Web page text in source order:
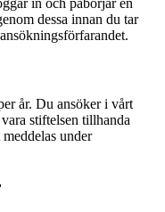
dessa innan du tar
år. Du ansöker i vårt
stiftelsen tillhanda
under